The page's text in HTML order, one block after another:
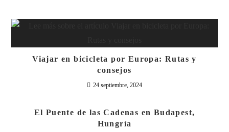
Viajar en bicicleta por Europa: Rutas y
consejos
24 septiembre, 2024
El Puente de las Cadenas en Budapest,
Hungría